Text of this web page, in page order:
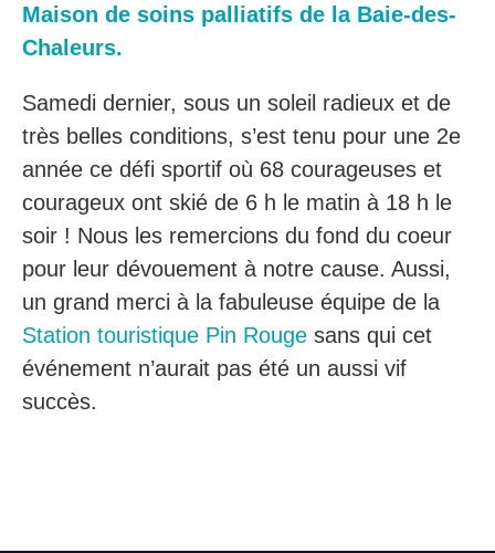
Maison de soins palliatifs de la Baie-des-
Chaleurs.
Samedi dernier, sous un soleil radieux et de
très belles conditions, s’est tenu pour une 2e
année ce défi sportif où 68 courageuses et
courageux ont skié de 6 h le matin à 18 h le
soir ! Nous les remercions du fond du coeur
pour leur dévouement à notre cause. Aussi,
un grand merci à la fabuleuse équipe de la
Station touristique Pin Rouge sans qui cet
événement n’aurait pas été un aussi vif
succès.